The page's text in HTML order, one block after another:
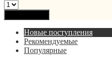
Новые поступления
Рекомендуемые
Популярные